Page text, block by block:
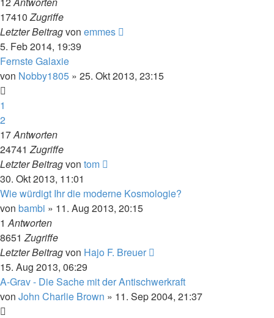
17410Zugriffe
Letzter Beitragvon emmes
5. Feb 2014, 19:39
Fernste Galaxie
von Nobby1805 » 25. Okt 2013, 23:15
1
2
17Antworten
24741Zugriffe
Letzter Beitragvon tom
30. Okt 2013, 11:01
Wie würdigt Ihr die moderne Kosmologie?
von bambi » 11. Aug 2013, 20:15
1Antworten
8651Zugriffe
Letzter Beitragvon Hajo F. Breuer
15. Aug 2013, 06:29
A-Grav - Die Sache mit der Antischwerkraft
von John Charlie Brown » 11. Sep 2004, 21:37